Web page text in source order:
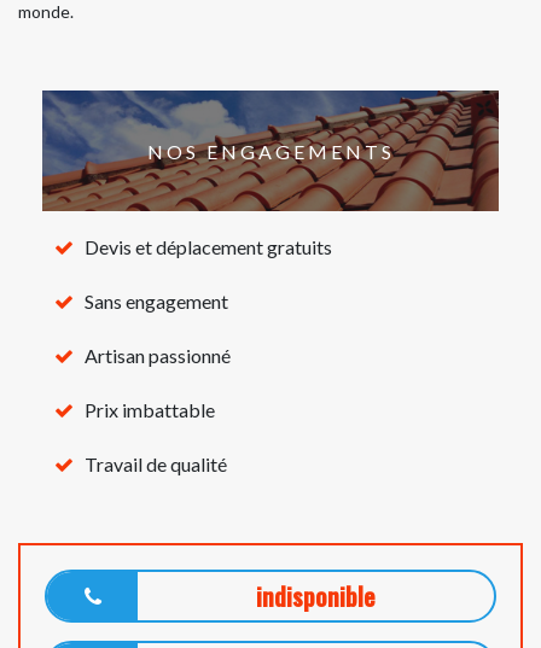
monde.
NOS ENGAGEMENTS
Devis et déplacement gratuits
Sans engagement
Artisan passionné
Prix imbattable
Travail de qualité
indisponible